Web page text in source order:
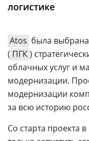
Аналитика
Техника
ТВ
Об
издании
Реклама
Max
Дзен
логистике
Atos была
( ПГК)
облачных услуг и
модернизации.
модернизации
за всю историю
Со старта проекта в